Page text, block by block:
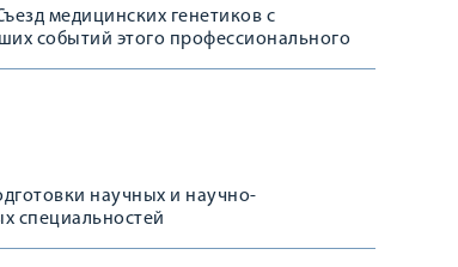
медицинских генетиков с
событий этого профессионального
научных и научно-
специальностей